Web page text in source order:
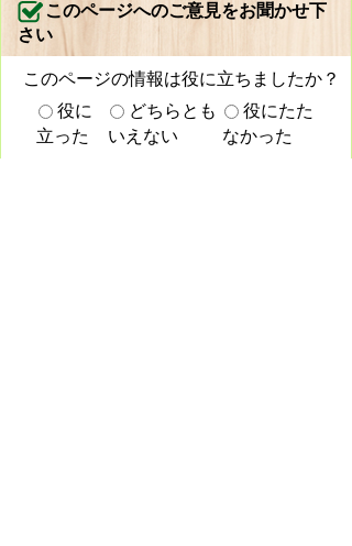
このページへのご意見をお聞かせ下
さい
このページの情報は役に立ちましたか？
役に
立った
どちらとも
いえない
役にたた
なかった